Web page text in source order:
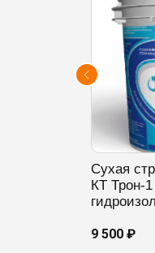
Сухая
КТ Трон-
9 500 ₽